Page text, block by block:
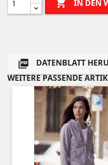
 IN DEN

DATENBLATT
WEITERE PASSENDE